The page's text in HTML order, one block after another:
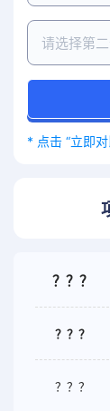
请选择第
* 点击 “立即
？？？
？？？
？？？